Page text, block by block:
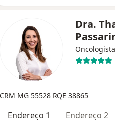
Dra.
Oncologista
CRM MG 55528 RQE 38865
Endereço 1 Endereço 2